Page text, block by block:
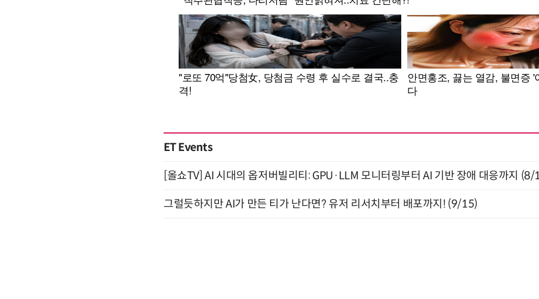
ET Events
[올쇼TV] AI 시대의 옵저버빌리티: GPU·LLM 모니터링부터 AI 기반 장애 대응까지
그럴듯하지만 AI가 만든 티가 난다면? 유저 리서치부터 배포까지! (9/15)